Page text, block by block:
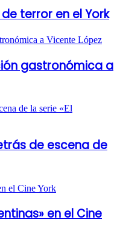
terror en el York
gastronómica a
de escena de
en el Cine